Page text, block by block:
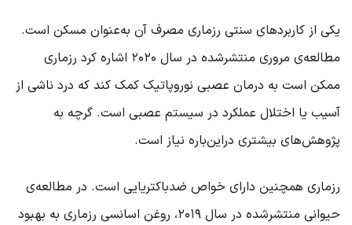
یکی از کاربردهای سنتی رزماری مصرف آن به‌عنوان مسکن است.
مطالعه‌ی مروری منتشرشده در سال ۲۰۲۰ اشاره کرد رزماری
ممکن است به درمان عصبی نوروپاتیک کمک کند که درد ناشی از
آسیب یا اختلال عملکرد در سیستم عصبی است. گرچه به
پژوهش‌های بیشتری دراین‌باره نیاز است.
رزماری همچنین دارای خواص ضدباکتریایی است. در مطالعه‌ی
حیوانی منتشرشده در سال ۲۰۱۹، روغن اسانسی رزماری به بهبود